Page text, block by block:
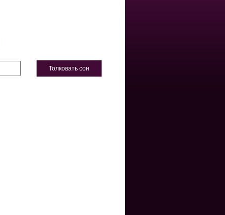
Толковать сон